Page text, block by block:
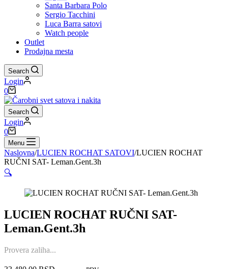
Santa Barbara Polo
Sergio Tacchini
Luca Barra satovi
Watch people
Outlet
Prodajna mesta
Search
Login
Shopping
cart
0
Search
Login
Shopping
cart
0
Menu
Naslovna/LUCIEN ROCHAT SATOVI/LUCIEN ROCHAT
RUČNI SAT- Leman.Gent.3h
🔍
LUCIEN ROCHAT RUČNI SAT-
Leman.Gent.3h
Provera zaliha...